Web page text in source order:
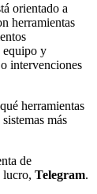
orientado a
herramientas
equipo y
intervenciones
herramientas
más
de
lucro, Telegram.